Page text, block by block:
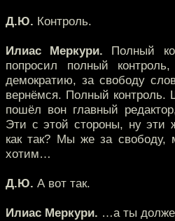
Д.Ю. Контроль.
Илиас Меркури. Полный
попросил полный
демократию, за свободу
вернёмся. Полный контроль.
пошёл вон главный
Эти с этой стороны, ну эти
как так? Мы же за
хотим…
Д.Ю. А вот так.
Илиас Меркури. …а ты